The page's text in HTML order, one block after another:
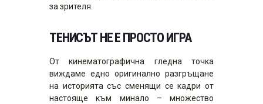
за зрителя.
ТЕНИСЪТ НЕ Е ПРОСТО ИГРА
От кинематографична гледна точка
виждаме едно оригинално разгръщане
на историята със сменящи се кадри от
настояще към минало – множество